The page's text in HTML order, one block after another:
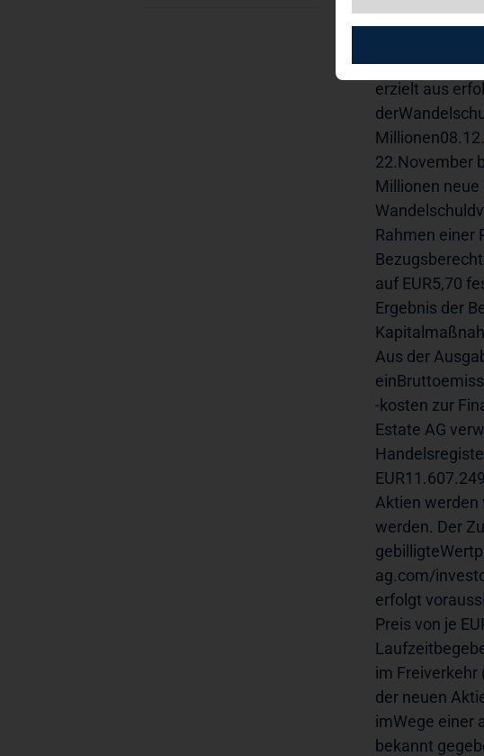
TAG
erzielt aus
22.November
Millionen
Rahmen einer
auf EUR5,70
Ergebnis der
Aus der
-kosten zur
Estate AG
Aktien werden
werden. Der
ag.com/
erfolgt
Preis von je
im Freiverkehr
der neuen
imWege einer
bekannt